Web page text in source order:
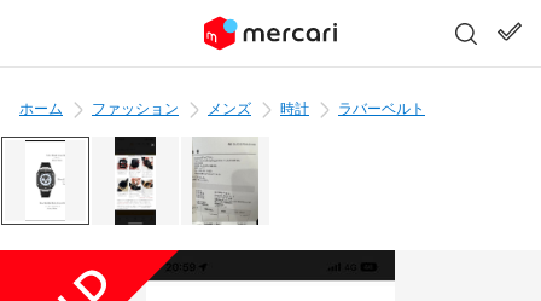
ホーム ファッション メンズ 時計 ラバーベルト